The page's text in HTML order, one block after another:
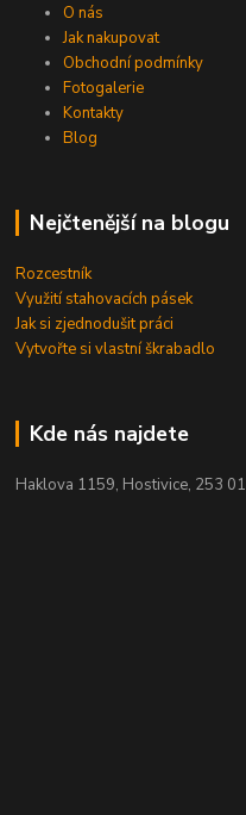
O nás
Jak nakupovat
Obchodní podmínky
Fotogalerie
Kontakty
Blog
Nejčtenější na blogu
Rozcestník
Využití stahovacích pásek
Jak si zjednodušit práci
Vytvořte si vlastní škrabadlo
Kde nás najdete
Haklova 1159, Hostivice, 253 01